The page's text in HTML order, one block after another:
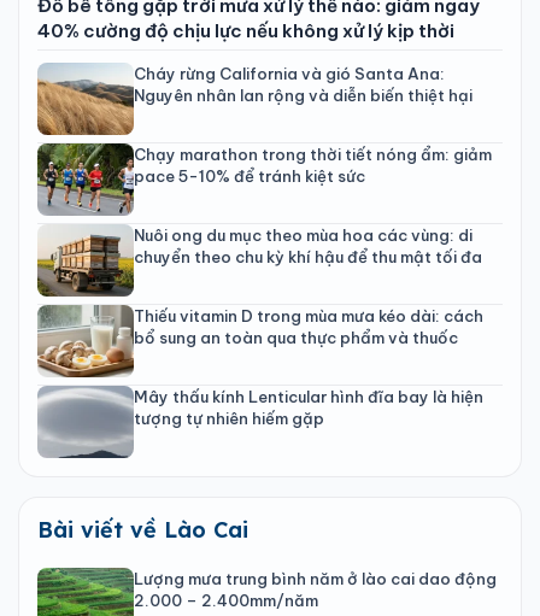
Đổ bê tông gặp trời mưa xử lý thế nào: giảm ngay
40% cường độ chịu lực nếu không xử lý kịp thời
Cháy rừng California và gió Santa Ana:
Nguyên nhân lan rộng và diễn biến thiệt hại
Chạy marathon trong thời tiết nóng ẩm: giảm
pace 5-10% để tránh kiệt sức
Nuôi ong du mục theo mùa hoa các vùng: di
chuyển theo chu kỳ khí hậu để thu mật tối đa
Thiếu vitamin D trong mùa mưa kéo dài: cách
bổ sung an toàn qua thực phẩm và thuốc
Mây thấu kính Lenticular hình đĩa bay là hiện
tượng tự nhiên hiếm gặp
Bài viết về Lào Cai
Lượng mưa trung bình năm ở lào cai dao động
2.000 – 2.400mm/năm